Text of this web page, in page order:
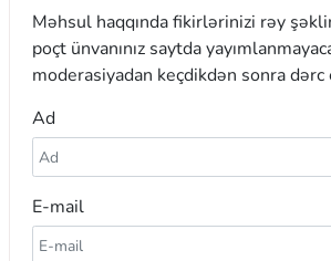
Məhsul haqqında fikirlərinizi rəy
poçt ünvanınız saytda
moderasiyadan keçdikdən sonra dərc
Ad
E-mail